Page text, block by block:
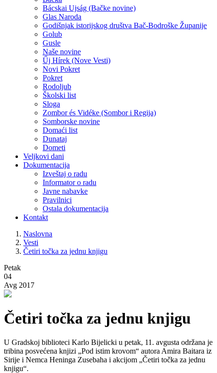
Bácskai Ujság (Bačke novine)
Glas Naroda
Godišnjak istorijskog društva Bač-Bodroške Županije
Golub
Gusle
Naše novine
Űj Hírek (Nove Vesti)
Novi Pokret
Pokret
Rodoljub
Školski list
Sloga
Zombor és Vidéke (Sombor i Regija)
Somborske novine
Domaći list
Dunataj
Dometi
Veljkovi dani
Dokumentacija
Izveštaj o radu
Informator o radu
Javne nabavke
Pravilnici
Ostala dokumentacija
Kontakt
Naslovna
Vesti
Četiri točka za jednu knjigu
Petak
04
Avg 2017
Četiri točka za jednu knjigu
U Gradskoj biblioteci Karlo Bijelicki u petak, 11. avgusta održana je
tribina posvećena knjizi „Pod istim krovom“ autora Amira Baitara iz
Sirije i Nemca Heninga Zusebaha i akcijom „Četiri točka za jednu
knjigu“.